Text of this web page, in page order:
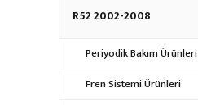
R52 2002-2008
Periyodik Bakım Ürünleri
Fren Sistemi Ürünleri